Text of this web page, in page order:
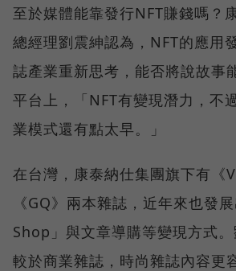
至於媒體能靠發行NFT賺錢嗎？
總經理劉震紳認為，NFT的應用
誌產業重新思考，能否將說故事
平台上，「NFT有變現潛力，不
業模式還有點太早。」
在台灣，康泰納仕集團旗下有《
《GQ》兩本雜誌，近年來也發
Shop」與文章導購等變現方式
較於商業雜誌，時尚雜誌內容更